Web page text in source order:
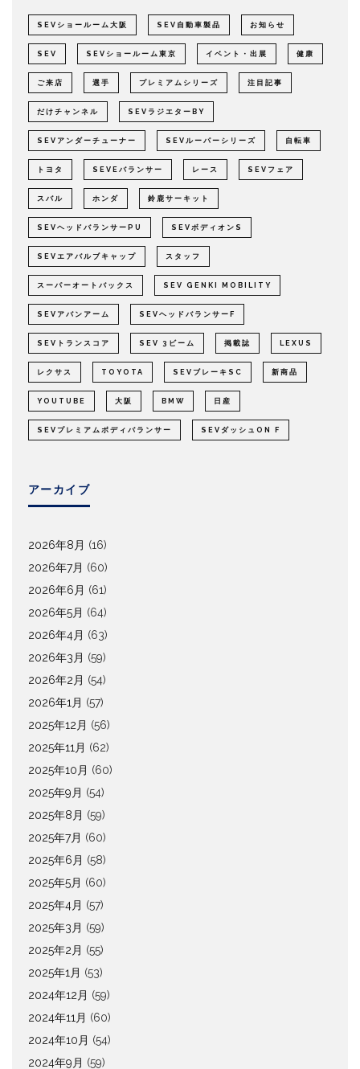
SEVショールーム大阪 SEV自動車製品 お知らせ
SEV SEVショールーム東京 イベント・出展 健康
ご来店 選手 プレミアムシリーズ 注目記事
だけチャンネル SEVラジエターBY
SEVアンダーチューナー SEVルーパーシリーズ 自転車
トヨタ SEVEバランサー レース SEVフェア
スバル ホンダ 鈴鹿サーキット
SEVヘッドバランサーPU SEVボディオンS
SEVエアバルブキャップ スタッフ
スーパーオートバックス SEV GENKI MOBILITY
SEVアバンアーム SEVヘッドバランサーF
SEVトランスコア SEV 3ビーム 掲載誌 LEXUS
レクサス TOYOTA SEVブレーキSC 新商品
YOUTUBE 大阪 BMW 日産
SEVプレミアムボディバランサー SEVダッシュON F
アーカイブ
2026年8月 (16)
2026年7月 (60)
2026年6月 (61)
2026年5月 (64)
2026年4月 (63)
2026年3月 (59)
2026年2月 (54)
2026年1月 (57)
2025年12月 (56)
2025年11月 (62)
2025年10月 (60)
2025年9月 (54)
2025年8月 (59)
2025年7月 (60)
2025年6月 (58)
2025年5月 (60)
2025年4月 (57)
2025年3月 (59)
2025年2月 (55)
2025年1月 (53)
2024年12月 (59)
2024年11月 (60)
2024年10月 (54)
2024年9月 (59)